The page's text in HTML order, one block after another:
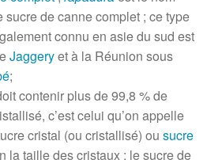
sucre de canne complet ; ce type
connu en asie du sud est
Jaggeryet à la Réunion sous
;
contenir plus de 99,8 % de
c’est celui qu’on appelle
cristal (ou cristallisé) ou sucre
la taille des cristaux ; le sucre de